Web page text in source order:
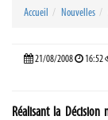
Accueil Nouvelles
21/08/2008 16:52
Réalisant la Décision